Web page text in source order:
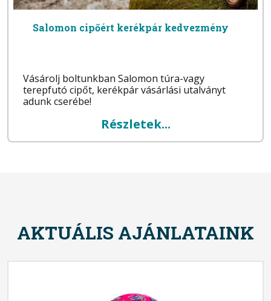
Salomon cipőért kerékpár kedvezmény
Vásárolj boltunkban Salomon túra-vagy
terepfutó cipőt, kerékpár vásárlási utalványt
adunk cserébe!
Részletek...
AKTUÁLIS AJÁNLATAINK